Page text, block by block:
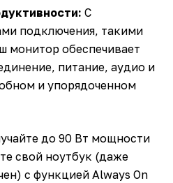
С
подключения, такими
монитор обеспечивает
питание, аудио и
и упорядоченном
до 90 Вт мощности
свой ноутбук (даже
с функцией Always On